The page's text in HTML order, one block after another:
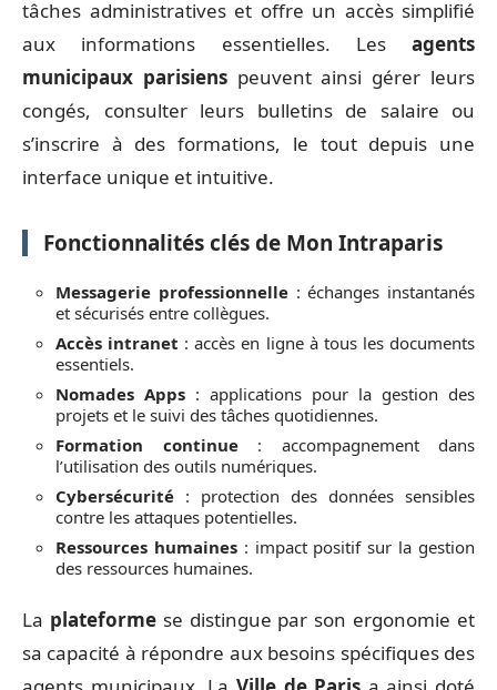
tâches administratives et offre un accès simplifié
aux informations essentielles. Les agents
municipaux parisienspeuvent ainsi gérer leurs
congés, consulter leurs bulletins de salaire ou
s’inscrire à des formations, le tout depuis une
interface unique et intuitive.
Fonctionnalités clés de Mon Intraparis
Messagerie professionnelle: échanges instantanés
et sécurisés entre collègues.
Accès intranet : accès en ligne à tous les documents
essentiels.
Nomades Apps : applications pour la gestion des
projets et le suivi des tâches quotidiennes.
Formation continue: accompagnement dans
l’utilisation des outils numériques.
Cybersécurité : protection des données sensibles
contre les attaques potentielles.
Ressources humaines: impact positif sur la gestion
des ressources humaines.
La plateformese distingue par son ergonomie et
sa capacité à répondre aux besoins spécifiques des